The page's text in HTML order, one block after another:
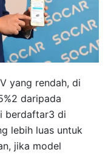
yang rendah, di
daripada
berdaftar3 di
lebih luas untuk
jika model